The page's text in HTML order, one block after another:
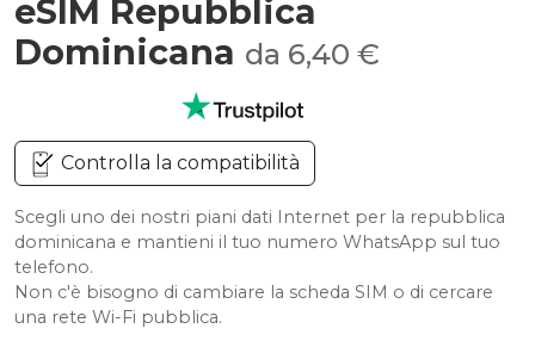
eSIM Repubblica
Dominicana da 6,40 €
Controlla la compatibilità
Scegli uno dei nostri piani dati Internet per la repubblica
dominicana e mantieni il tuo numero WhatsApp sul tuo
telefono.
Non c'è bisogno di cambiare la scheda SIM o di cercare
una rete Wi-Fi pubblica.